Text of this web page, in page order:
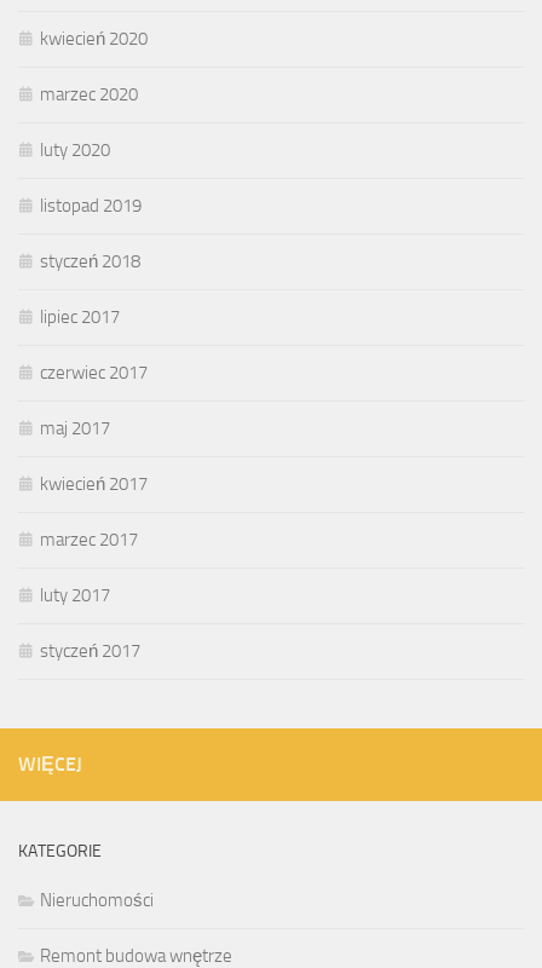
kwiecień 2020
marzec 2020
luty 2020
listopad 2019
styczeń 2018
lipiec 2017
czerwiec 2017
maj 2017
kwiecień 2017
marzec 2017
luty 2017
styczeń 2017
WIĘCEJ
KATEGORIE
Nieruchomości
Remont budowa wnętrze